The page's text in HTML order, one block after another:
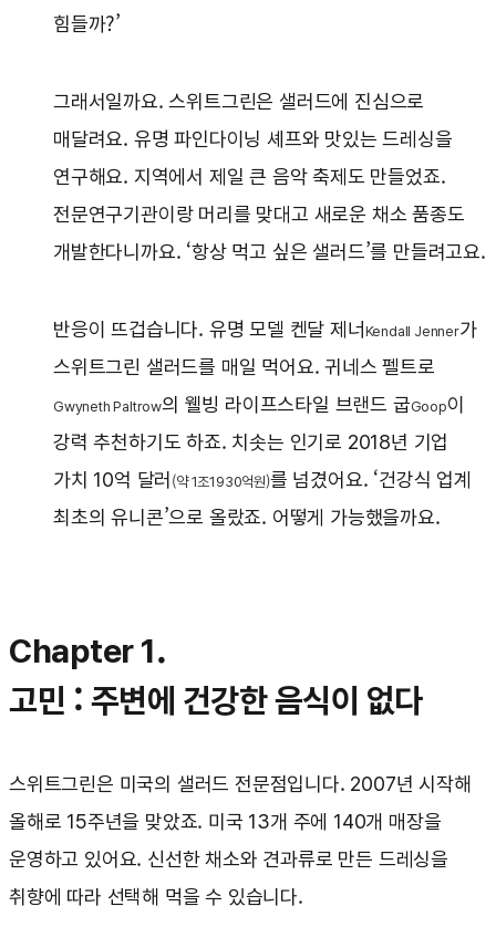
힘들까?’
그래서일까요. 스위트그린은 샐러드에 진심으로
매달려요. 유명 파인다이닝 셰프와 맛있는 드레싱을
연구해요. 지역에서 제일 큰 음악 축제도 만들었죠.
전문연구기관이랑 머리를 맞대고 새로운 채소 품종도
개발한다니까요. ‘항상 먹고 싶은 샐러드’를 만들려고요.
반응이 뜨겁습니다. 유명 모델 켄달 제너 Kendall Jenner가
스위트그린 샐러드를 매일 먹어요. 귀네스 펠트로
Gwyneth Paltrow의 웰빙 라이프스타일 브랜드 굽Goop이
강력 추천하기도 하죠. 치솟는 인기로 2018년 기업
가치 10억 달러 (약 1조1930억원)를 넘겼어요. ‘건강식 업계
최초의 유니콘’으로 올랐죠. 어떻게 가능했을까요.
Chapter 1.
고민 : 주변에 건강한 음식이 없다
스위트그린은 미국의 샐러드 전문점입니다. 2007년 시작해
올해로 15주년을 맞았죠. 미국 13개 주에 140개 매장을
운영하고 있어요. 신선한 채소와 견과류로 만든 드레싱을
취향에 따라 선택해 먹을 수 있습니다.